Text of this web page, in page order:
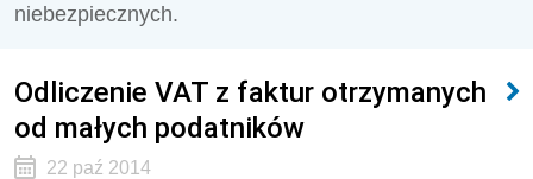
niebezpiecznych.
Odliczenie VAT z faktur otrzymanych
od małych podatników
22 paź 2014